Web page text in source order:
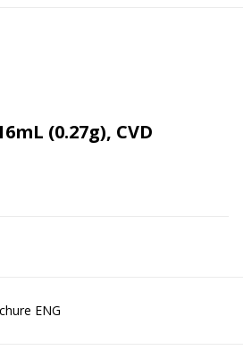
(0.27g), CVD
användas för alla kavitetsklasser
ENG